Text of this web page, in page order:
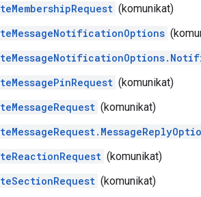
(komunikat)
(komunikat)
(komunikat)
(komunikat)
(komunikat)